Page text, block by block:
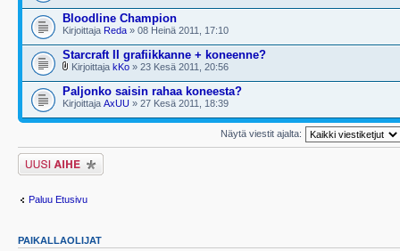
Bloodline Champion
Kirjoittaja Reda » 08 Heinä 2011, 17:10
Starcraft II grafiikkanne + koneenne?
Kirjoittaja kKo » 23 Kesä 2011, 20:56
Paljonko saisin rahaa koneesta?
Kirjoittaja AxUU » 27 Kesä 2011, 18:39
Näytä viestit ajalta:
Lähetä uusi viesti
Paluu Etusivu
PAIKALLAOLIJAT